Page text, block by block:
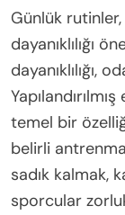
Günlük
dayanıklılığı
dayanıklılığı,
temel bir
belirli
sadık kalmak,
sporcular